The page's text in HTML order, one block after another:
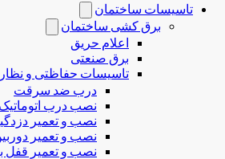
تاسیسات ساختمان
برق کشی ساختمان
اعلام حریق
برق صنعتی
تاسیسات حفاظتی و
درب ضد سرقت
نصب درب‌ اتوماتیک
نصب و تعمیر
نصب و تعمیر
نصب و تعمیر قفل